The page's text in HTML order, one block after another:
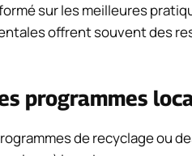
sur les meilleures
offrent souvent des
programmes
de recyclage ou